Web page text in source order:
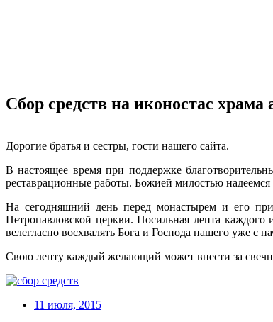
Сбор средств на иконостас
Дорогие братья и сестры, гости нашего сайта.
В настоящее время при поддержке
реставрационные работы. Божией милостью
На сегодняшний день перед монастырем и его
Петропавловской церкви. Посильная лепта
велегласно восхвалять Бога и Господа нашего уже с
Свою лепту каждый желающий может внести за
11 июля, 2015